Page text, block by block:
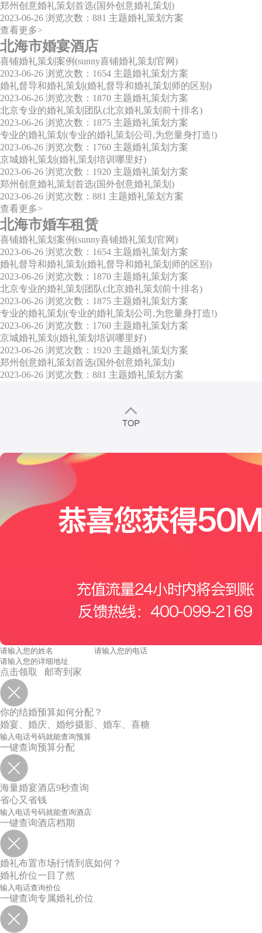
郑州创意婚礼策划首选(国外创意婚礼策划)
2023-06-26 浏览次数：881 主题婚礼策划方案
查看更多>
北海市婚宴酒店
喜铺婚礼策划案例(sunny喜铺婚礼策划官网)
2023-06-26 浏览次数：1654 主题婚礼策划方案
婚礼督导和婚礼策划(婚礼督导和婚礼策划师的区别)
2023-06-26 浏览次数：1870 主题婚礼策划方案
北京专业的婚礼策划团队(北京婚礼策划前十排名)
2023-06-26 浏览次数：1875 主题婚礼策划方案
专业的婚礼策划(专业的婚礼策划公司,为您量身打造!)
2023-06-26 浏览次数：1760 主题婚礼策划方案
京城婚礼策划(婚礼策划培训哪里好)
2023-06-26 浏览次数：1920 主题婚礼策划方案
郑州创意婚礼策划首选(国外创意婚礼策划)
2023-06-26 浏览次数：881 主题婚礼策划方案
查看更多>
北海市婚车租赁
喜铺婚礼策划案例(sunny喜铺婚礼策划官网)
2023-06-26 浏览次数：1654 主题婚礼策划方案
婚礼督导和婚礼策划(婚礼督导和婚礼策划师的区别)
2023-06-26 浏览次数：1870 主题婚礼策划方案
北京专业的婚礼策划团队(北京婚礼策划前十排名)
2023-06-26 浏览次数：1875 主题婚礼策划方案
专业的婚礼策划(专业的婚礼策划公司,为您量身打造!)
2023-06-26 浏览次数：1760 主题婚礼策划方案
京城婚礼策划(婚礼策划培训哪里好)
2023-06-26 浏览次数：1920 主题婚礼策划方案
郑州创意婚礼策划首选(国外创意婚礼策划)
2023-06-26 浏览次数：881 主题婚礼策划方案
点击领取 邮寄到家
你的结婚预算如何分配？
婚宴、婚庆、婚纱摄影、婚车、喜糖
一键查询预算分配
海量婚宴酒店9秒查询
省心又省钱
一键查询酒店档期
婚礼布置市场行情到底如何？
婚礼价位一目了然
一键查询专属婚礼价位